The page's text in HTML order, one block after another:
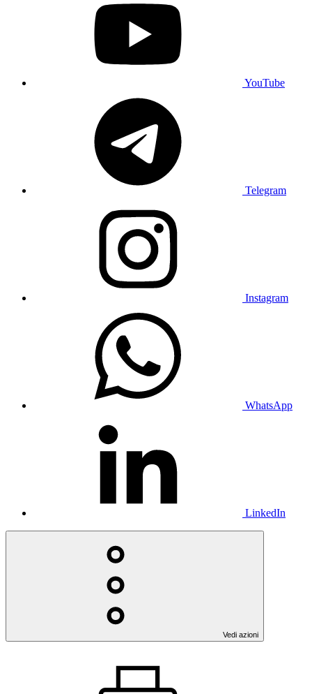
YouTube
Telegram
Instagram
WhatsApp
LinkedIn
Vedi azioni